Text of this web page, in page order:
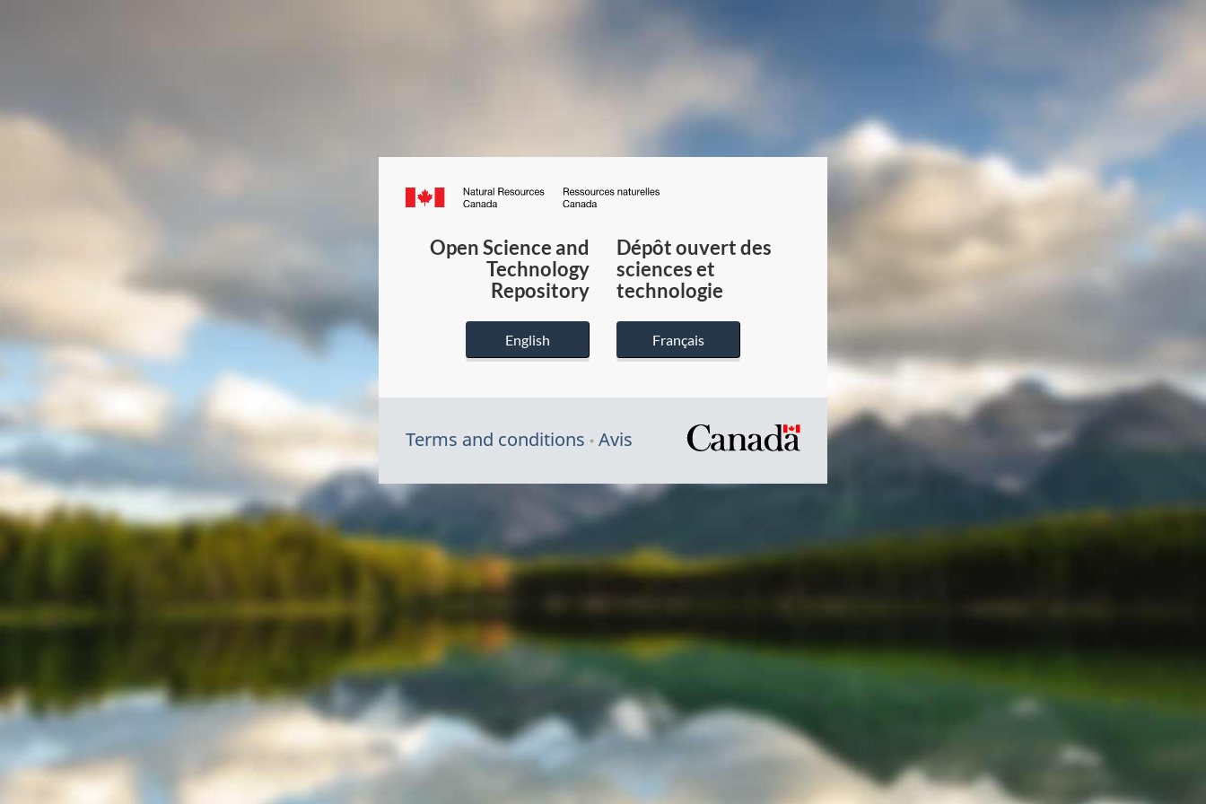
Canada.ca
du
Canada
Open Science and
Technology
Repository
English
Dépôt ouvert des
sciences et
technologie
Français
Terms and conditions Avis
/
gouvernement
du